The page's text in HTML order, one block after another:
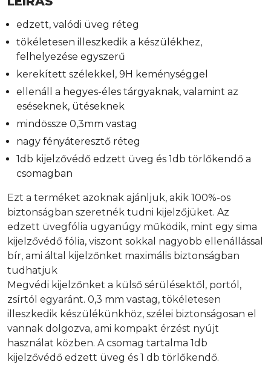
edzett, valódi üveg réteg
tökéletesen illeszkedik a készülékhez,
felhelyezése egyszerű
kerekített szélekkel, 9H keménységgel
ellenáll a hegyes-éles tárgyaknak, valamint az
eséseknek, ütéseknek
mindössze 0,3mm vastag
nagy fényáteresztő réteg
1db kijelzővédő edzett üveg és 1db törlőkendő a
csomagban
Ezt a terméket azoknak ajánljuk, akik 100%-os
biztonságban szeretnék tudni kijelzőjüket. Az
edzett üvegfólia ugyanúgy működik, mint egy sima
kijelzővédő fólia, viszont sokkal nagyobb ellenállással
bír, ami által kijelzőnket maximális biztonságban
tudhatjuk
Megvédi kijelzőnket a külső sérülésektől, portól,
zsírtól egyaránt. 0,3 mm vastag, tökéletesen
illeszkedik készülékünkhöz, szélei biztonságosan el
vannak dolgozva, ami kompakt érzést nyújt
használat közben. A csomag tartalma 1db
kijelzővédő edzett üveg és 1 db törlőkendő.